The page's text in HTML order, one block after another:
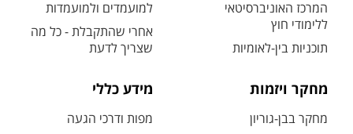
המרכז האוניברסיטאי
ללימודי חוץ
תוכניות בין-לאומיות
למועמדים ולמועמדות
אחרי שהתקבלת - כל מה
שצריך לדעת
מחקר ויזמות
מחקר בבן-גוריון
מידע כללי
מפות ודרכי הגעה